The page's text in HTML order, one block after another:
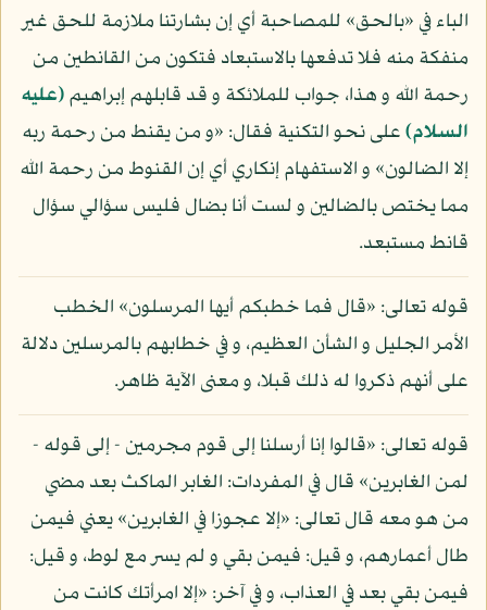
الباء في «بالحق» للمصاحبة أي إن بشارتنا ملازمة للحق غير
منفكة منه فلا تدفعها بالاستبعاد فتكون من القانطين من
رحمة الله و هذا، جواب للملائكة و قد قابلهم إبراهيم(عليه
السلام)على نحو التكنية فقال: «و من يقنط من رحمة ربه
إلا الضالون» و الاستفهام إنكاري أي إن القنوط من رحمة الله
مما يختص بالضالين و لست أنا بضال فليس سؤالي سؤال
قانط مستبعد.
قوله تعالى: «قال فما خطبكم أيها المرسلون» الخطب
الأمر الجليل و الشأن العظيم، و في خطابهم بالمرسلين دلالة
على أنهم ذكروا له ذلك قبلا، و معنى الآية ظاهر.
قوله تعالى: «قالوا إنا أرسلنا إلى قوم مجرمين - إلى قوله -
لمن الغابرين» قال في المفردات: الغابر الماكث بعد مضي
من هو معه قال تعالى: «إلا عجوزا في الغابرين» يعني فيمن
طال أعمارهم، و قيل: فيمن بقي و لم يسر مع لوط، و قيل:
فيمن بقي بعد في العذاب، و في آخر: «إلا امرأتك كانت من